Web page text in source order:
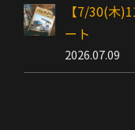
【7/30(木
ート
2026.07.09